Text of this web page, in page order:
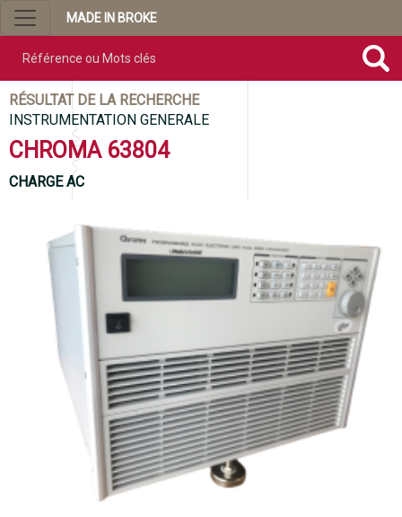
MADE IN BROKE
RÉSULTAT DE LA RECHERCHE
INSTRUMENTATION GENERALE
CHROMA 63804
CHARGE AC